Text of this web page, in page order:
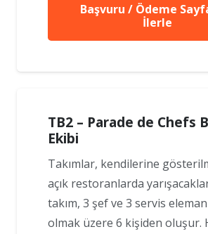
Başvuru / Ödeme
İlerle
TB2 – Parade de Chefs
Ekibi
Takımlar, kendilerine
açık restoranlarda
takım, 3 şef ve 3 servis
olmak üzere 6 kişiden oluşur.